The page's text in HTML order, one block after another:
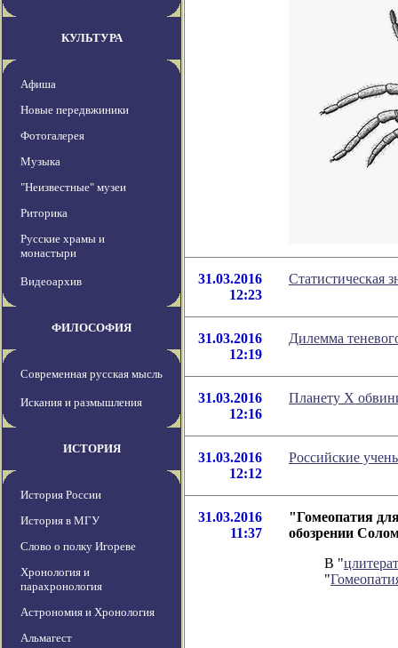
КУЛЬТУРА
Афиша
Новые передвжиники
Фотогалерея
Музыка
"Неизвестные" музеи
Риторика
Русские храмы и
монастыри
Видеоархив
ФИЛОСОФИЯ
Современная русская мысль
Искания и размышления
ИСТОРИЯ
История России
История в МГУ
Слово о полку Игореве
Хронология и
парахронология
Астрономия и Хронология
Альмагест
31.03.2016
12:23
Cтатистическая
31.03.2016
12:19
Дилемма
31.03.2016
12:16
Планету Х
31.03.2016
12:12
Российские
31.03.2016
11:37
"Гомеопатия
обозрении
В "
"